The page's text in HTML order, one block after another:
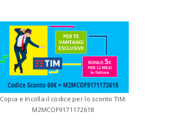
Copia e Incolla il codice per lo sconto TIM:
M2MCOF9171172618